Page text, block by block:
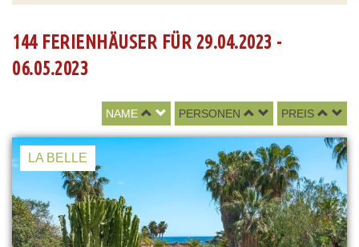
144 FERIENHÄUSER FÜR 29.04.2023 -
06.05.2023
NAME PERSONEN PREIS
LA BELLE